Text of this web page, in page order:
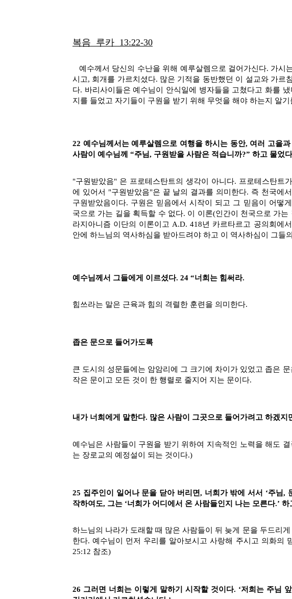
복음 루카 13:22-30
예수께서 당신의 수난을 위해 예루살렘으로 걸어가신다. 가시
시고, 회개를 가르치셨다. 많은 기적을 동반했던 이 설교와 가르
다. 바리사이들은 예수님이 안식일에 병자들을 고쳤다고 화를
지를 들었고 자기들이 구원을 받기 위해 무엇을 해야 하는지 알기
22 예수님께서는 예루살렘으로 여행을 하시는 동안, 여러 고을
사람이 예수님께 “주님, 구원받을 사람은 적습니까?” 하고 물었
"구원받았음" 은 프로테스탄트의 생각이 아니다. 프로테스탄트
에 있어서 "구원받았음"은 끝 날의 결과를 의미한다. 즉 천국에
구원받았음이다. 구원은 믿음에서 시작이 되고 그 믿음이 어떻
국으로 가는 길을 획득할 수 없다. 이 이론(인간이 천국으로 가
라지아니즘 이단의 이론이고 A.D. 418년 카르타르고 공의회에
안에 하느님의 역사하심을 받아드려야 하고 이 역사하심이 그들
예수님께서 그들에게 이르셨다. 24 “너희는 힘써라.
힘쓰라는 말은 근육과 힘의 격렬한 훈련을 의미한다.
좁은 문으로 들어가도록
큰 도시의 성문들에는 암암리에 그 크기에 차이가 있었고 좁은
작은 문이고 모든 것이 한 행렬로 줄지어 지는 문이다.
내가 너희에게 말한다. 많은 사람이 그곳으로 들어가려고 하겠지
예수님은 사람들이 구원을 받기 위하여 지속적인 노력을 해도
는 장로교의 예정설이 되는 것이다.)
25 집주인이 일어나 문을 닫아 버리면, 너희가 밖에 서서 ‘주님,
작하여도, 그는 ‘너희가 어디에서 온 사람들인지 나는 모른다.’
하느님의 나라가 도래할 때 많은 사람들이 뒤 늦게 문을 두드리
한다. 예수님이 먼저 우리를 알아보시고 사랑해 주시고 의화의
25:12 참조)
26 그러면 너희는 이렇게 말하기 시작할 것이다. ‘저희는 주님